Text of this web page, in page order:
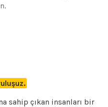
sahip çıkan insanları bir